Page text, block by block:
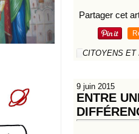
Partager cet
CITOYENS ET
9 juin 2015
ENTRE